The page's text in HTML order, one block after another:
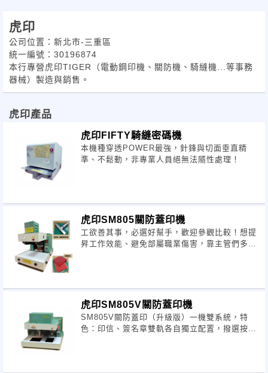
虎印
公司位置：新北市-三重區
統一編號：30196874
本行專營虎印TIGER（電動鋼印機、關防機、騎縫機...等事務
器械）製造與銷售。
虎印產品
虎印FIFTY騎縫密碼機
本機種穿透POWER最強，針鋒與切面垂直精
準、不鬆動，非專業人員絕無法隨性處理！
虎印SM805關防蓋印機
工欲善其事，必選好幫手，歡迎參觀比較！想提
昇工作效能、避免部屬職業傷害，靠主管們多一
虎印SM805V關防蓋印機
SM805V關防蓋印（升級版）一機雙系統，特
色：印信、簽名章雙軌各自獨立配置，撥選按